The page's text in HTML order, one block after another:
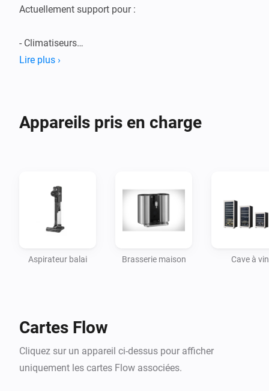
Actuellement support pour :
- Climatiseurs
- Purificateurs d'air
- Lave-vaisselle
- Cultivateurs de plantes
- Réfrigérateurs
- Vaporisateurs
Lire plus ›
Appareils pris en charge
Aspirateur balai Brasserie maison Cave à vin
Cartes Flow
Cliquez sur un appareil ci-dessus pour afficher
uniquement les cartes Flow associées.